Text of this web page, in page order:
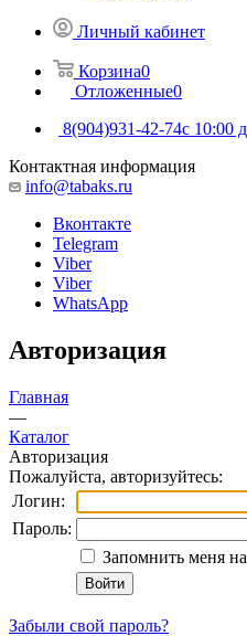
Личный кабинет
Корзина0
Отложенные0
8(904)931-42-74с 10:00
Контактная информация
info@tabaks.ru
Вконтакте
Telegram
Viber
Viber
WhatsApp
Авторизация
Главная
—
Каталог
Авторизация
Пожалуйста, авторизуйтесь:
Логин:
Пароль:
Запомнить меня
Забыли свой пароль?